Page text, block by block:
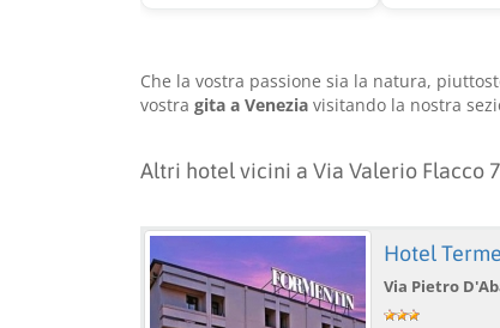
Che la vostra passione sia la natura,
vostra gita a Venezia visitando la nostra
Altri hotel vicini a Via Valerio Flacco
Hotel
Via Pietro